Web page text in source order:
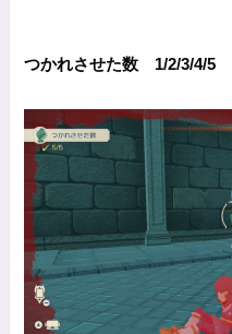
つかれさせた数 1/2/3/4/5